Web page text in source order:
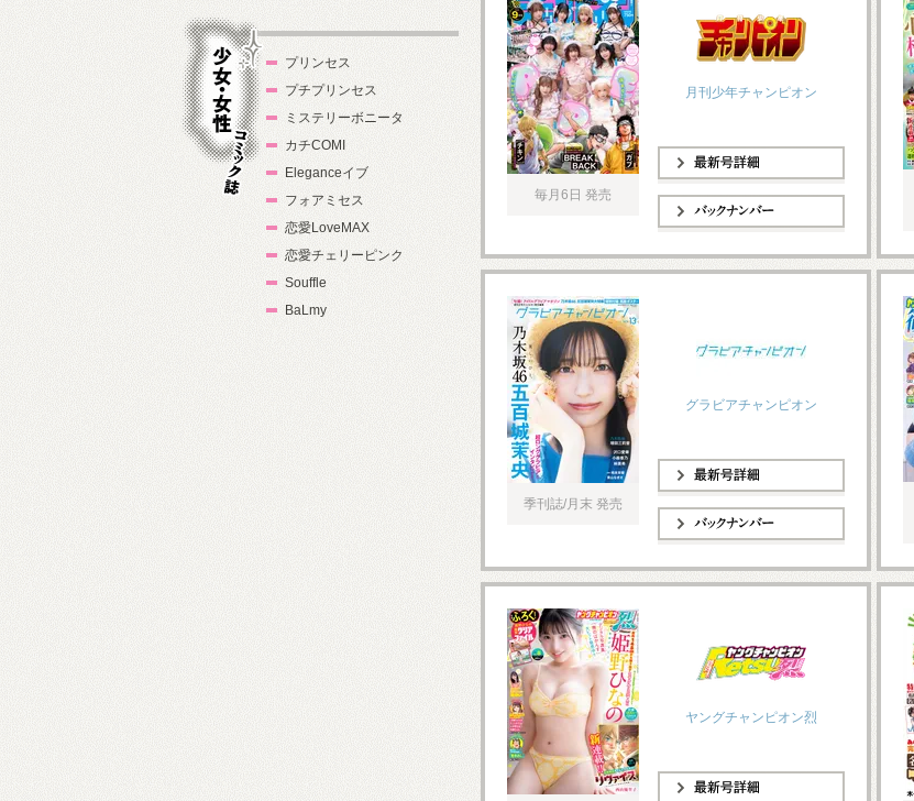
毎月6日 発売
月刊少年チャンピオン
季刊誌/月末 発売
グラビアチャンピオン
ヤングチャンピオン烈
プリンセス
プチプリンセス
ミステリーボニータ
カチCOMI
Eleganceイブ
フォアミセス
恋愛LoveMAX
恋愛チェリーピンク
Souffle
BaLmy